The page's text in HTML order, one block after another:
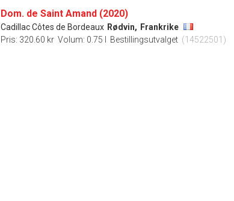
Dom. de Saint Amand (2020)
Cadillac Côtes de Bordeaux Rødvin, Frankrike
Pris: 320.60 kr Volum: 0.75 l Bestillingsutvalget (14522501)